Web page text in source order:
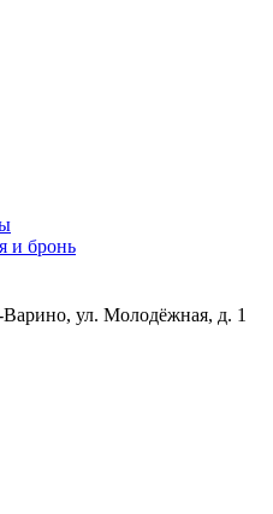
и бронь
ул. Молодёжная, д. 1